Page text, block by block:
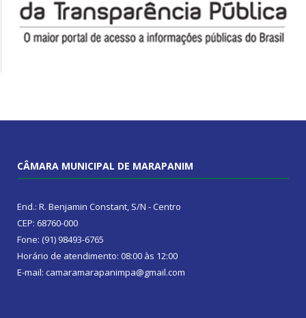
CÂMARA MUNICIPAL DE MARAPANIM
End.: R. Benjamin Constant, S/N - Centro
CEP: 68760-000
Fone: (91) 98493-6765
Horário de atendimento: 08:00 às 12:00
E-mail: camaramarapanimpa@gmail.com